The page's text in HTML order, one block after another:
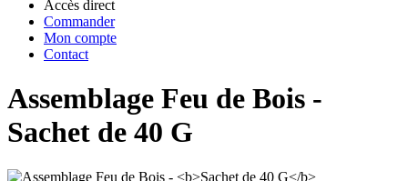
Accès direct
Commander
Mon compte
Contact
Assemblage Feu de Bois -
Sachet de 40 G